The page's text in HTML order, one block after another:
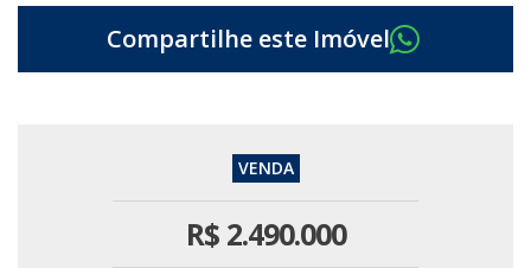
R$2.490.000